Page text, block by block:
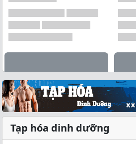
Xem tất cả →
Tạp hóa dinh dưỡng